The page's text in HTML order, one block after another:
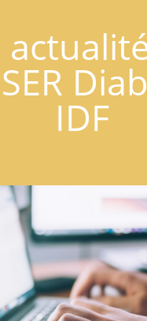
IDF